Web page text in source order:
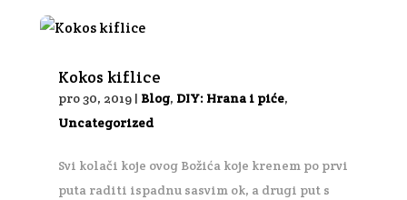
Kokos kiflice
pro 30, 2019| Blog, DIY: Hrana i piće,
Uncategorized
Svi kolači koje ovog Božića koje krenem po prvi
puta raditi ispadnu sasvim ok, a drugi put s